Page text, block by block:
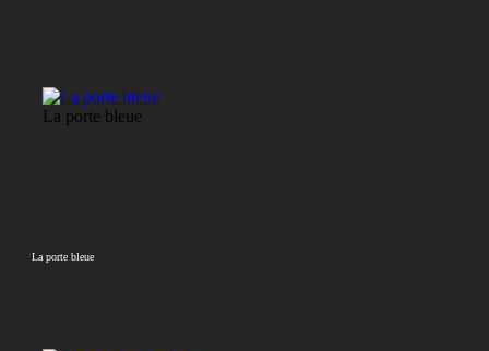
La porte bleue
La porte bleue